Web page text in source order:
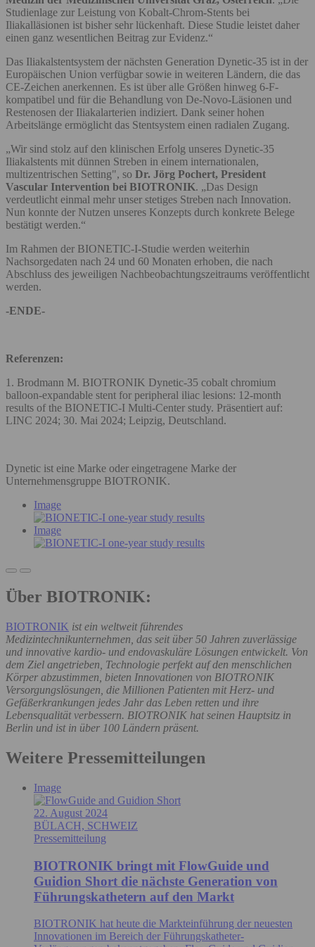
Studienlage zur Leistung von Kobalt-Chrom-Stents bei
Iliakalläsionen ist bisher sehr lückenhaft. Diese Studie leistet daher
einen ganz wesentlichen Beitrag zur Evidenz.“
Das Iliakalstentsystem der nächsten Generation Dynetic-35 ist in der
Europäischen Union verfügbar sowie in weiteren Ländern, die das
CE-Zeichen anerkennen. Es ist über alle Größen hinweg 6-F-
kompatibel und für die Behandlung von De-Novo-Läsionen und
Restenosen der Iliakalarterien indiziert. Dank seiner hohen
Arbeitslänge ermöglicht das Stentsystem einen radialen Zugang.
„Wir sind stolz auf den klinischen Erfolg unseres Dynetic-35
Iliakalstents mit dünnen Streben in einem internationalen,
multizentrischen Setting", so Dr. Jörg Pochert, President
Vascular Intervention bei BIOTRONIK. „Das Design
verdeutlicht einmal mehr unser stetiges Streben nach Innovation.
Nun konnte der Nutzen unseres Konzepts durch konkrete Belege
bestätigt werden.“
Im Rahmen der BIONETIC-I-Studie werden weiterhin
Nachsorgedaten nach 24 und 60 Monaten erhoben, die nach
Abschluss des jeweiligen Nachbeobachtungszeitraums veröffentlicht
werden.
-ENDE-
Referenzen:
1. Brodmann M. BIOTRONIK Dynetic-35 cobalt chromium
balloon-expandable stent for peripheral iliac lesions: 12-month
results of the BIONETIC-I Multi-Center study. Präsentiert auf:
LINC 2024; 30. Mai 2024; Leipzig, Deutschland.
Dynetic ist eine Marke oder eingetragene Marke der
Unternehmensgruppe BIOTRONIK.
Image
Image
Über BIOTRONIK:
BIOTRONIK ist ein weltweit führendes
Medizintechnikunternehmen, das seit über 50 Jahren zuverlässige
und innovative kardio- und endovaskuläre Lösungen entwickelt. Von
dem Ziel angetrieben, Technologie perfekt auf den menschlichen
Körper abzustimmen, bieten Innovationen von BIOTRONIK
Versorgungslösungen, die Millionen Patienten mit Herz- und
Gefäßerkrankungen jedes Jahr das Leben retten und ihre
Lebensqualität verbessern. BIOTRONIK hat seinen Hauptsitz in
Berlin und ist in über 100 Ländern präsent.
Weitere Pressemitteilungen
Image
22. August 2024
BÜLACH, SCHWEIZ
Pressemitteilung
BIOTRONIK bringt mit FlowGuide und
Guidion Short die nächste Generation von
Führungskathetern auf den Markt
BIOTRONIK hat heute die Markteinführung der neuesten
Innovationen im Bereich der Führungskatheter-